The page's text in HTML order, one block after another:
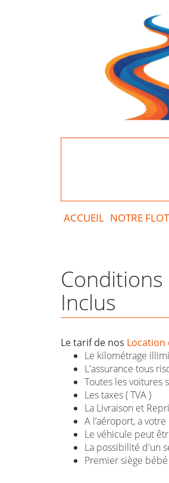
ACCUEIL NOTRE
Inclus
Le tarif de nos Location
Le kilométrage
L'assurance tous
Toutes les voitures
Les taxes ( TVA )
La Livraison et
A l’aéroport, a
Le véhicule peut
La possibilité d'un
Premier siège